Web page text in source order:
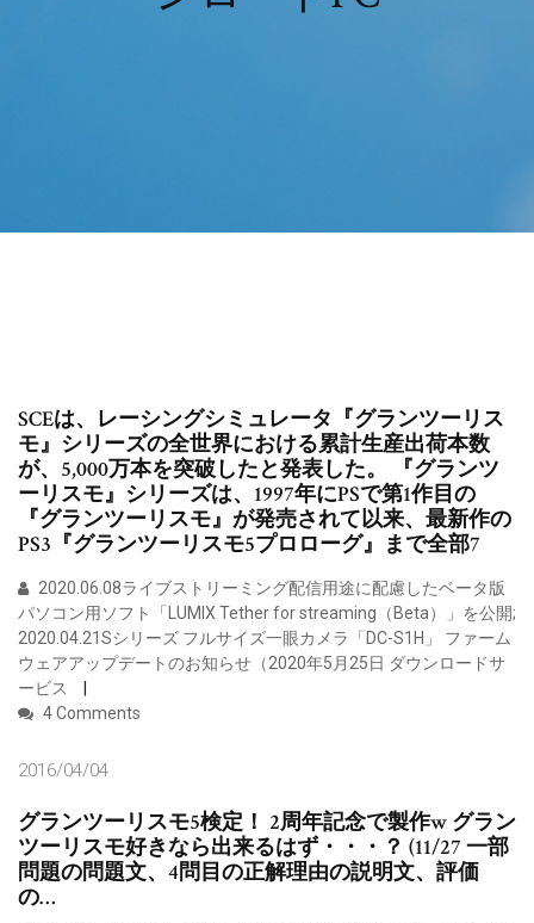
SCEは、レーシングシミュレータ『グランツーリス
モ』シリーズの全世界における累計生産出荷本数
が、5,000万本を突破したと発表した。 『グランツ
ーリスモ』シリーズは、1997年にPSで第1作目の
『グランツーリスモ』が発売されて以来、最新作の
PS3『グランツーリスモ5プロローグ』まで全部7
2020.06.08ライブストリーミング配信用途に配慮したベータ版
パソコン用ソフト「LUMIX Tether for streaming（Beta）」を公開;
2020.04.21Sシリーズ フルサイズ一眼カメラ「DC-S1H」 ファーム
ウェアアップデートのお知らせ（2020年5月25日 ダウンロードサ
ービス
4 Comments
2016/04/04
グランツーリスモ5検定！ 2周年記念で製作w グラン
ツーリスモ好きなら出来るはず・・・？ (11/27 一部
問題の問題文、4問目の正解理由の説明文、評価
の…